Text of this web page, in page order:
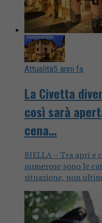
Attualità5 anni fa
La Civetta
così sarà
cena…
BIELLA – Tra apri e
numerose sono le
situazione, non